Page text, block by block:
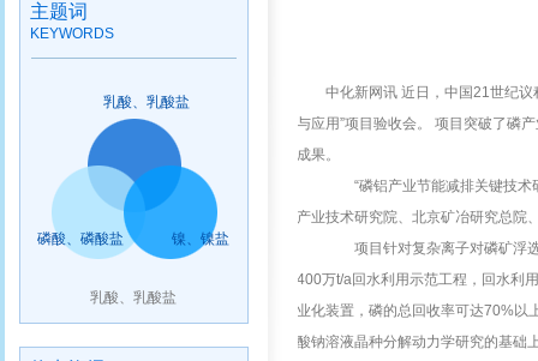
主题词
KEYWORDS
乳酸、乳酸盐
磷酸、磷酸盐 镍、镍盐
乳酸、乳酸盐
中化新网讯 近日，中国21世纪议
与应用”项目验收会。 项目突破了磷
成果。
“磷铝产业节能减排关键技
产业技术研究院、北京矿冶研究总院
项目针对复杂离子对磷矿浮选
400万t/a回水利用示范工程，回水利
业化装置，磷的总回收率可达70%以
酸钠溶液晶种分解动力学研究的基础